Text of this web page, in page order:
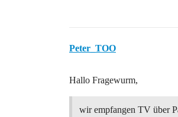
Peter_TOO
Hallo Fragewurm,
wir empfangen TV über